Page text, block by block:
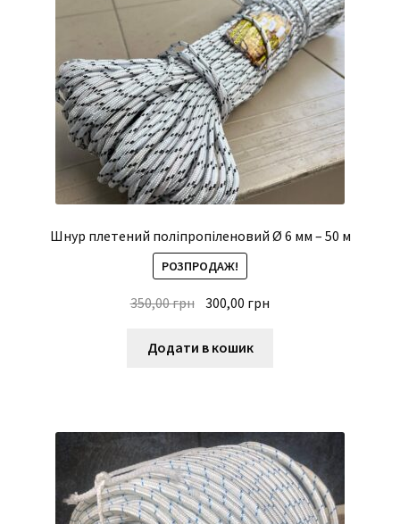
Шнур плетений поліпропіленовий Ø 6 мм – 50 м
РОЗПРОДАЖ!
350,00грн Оригінальна
350,00 грн.
300,00 грн
Додати в кошик